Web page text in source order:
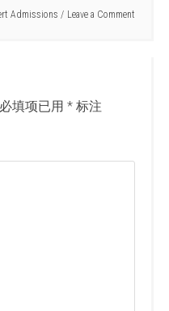
Admissions Leave a Comment
必填项已用* 标注